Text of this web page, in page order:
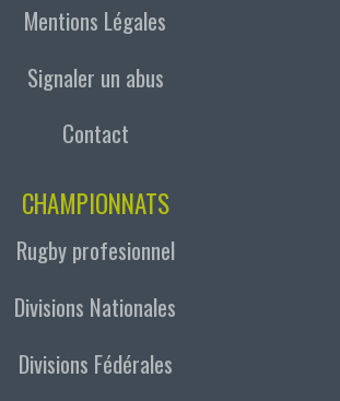
Mentions Légales
Signaler un abus
Contact
CHAMPIONNATS
Rugby profesionnel
Divisions Nationales
Divisions Fédérales